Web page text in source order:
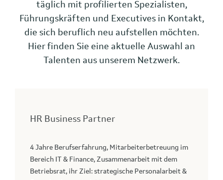
täglich mit profilierten Spezialisten,
Führungskräften und Executives in Kontakt,
die sich beruflich neu aufstellen möchten.
Hier finden Sie eine aktuelle Auswahl an
Talenten aus unserem Netzwerk.
HR Business Partner
4 Jahre Berufserfahrung, Mitarbeiterbetreuung im
Bereich IT & Finance, Zusammenarbeit mit dem
Betriebsrat, ihr Ziel: strategische Personalarbeit &